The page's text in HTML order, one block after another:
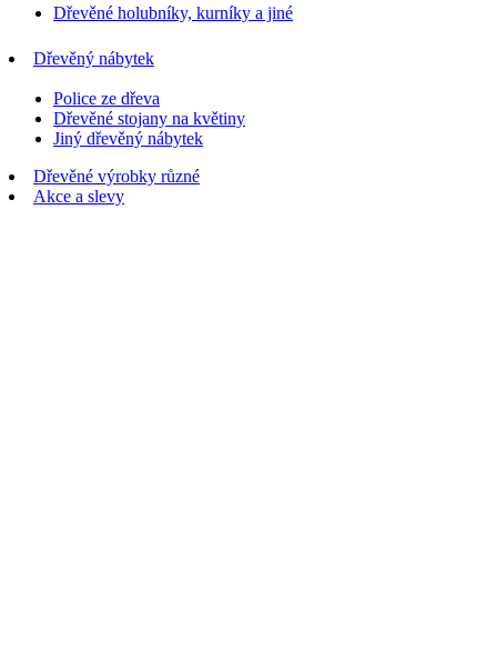
Dřevěné holubníky, kurníky a jiné
Dřevěný nábytek
Police ze dřeva
Dřevěné stojany na květiny
Jiný dřevěný nábytek
Dřevěné výrobky různé
Akce a slevy